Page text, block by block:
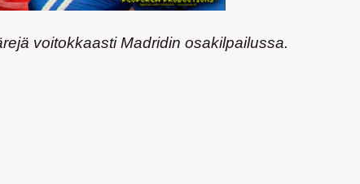
voitokkaasti Madridin osakilpailussa.